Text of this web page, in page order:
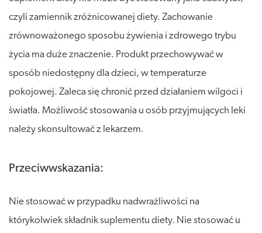
czyli zamiennik zróżnicowanej diety. Zachowanie
zrównoważonego sposobu żywienia i zdrowego trybu
życia ma duże znaczenie. Produkt przechowywać w
sposób niedostępny dla dzieci, w temperaturze
pokojowej. Zaleca się chronić przed działaniem wilgoci i
światła. Możliwość stosowania u osób przyjmujących leki
należy skonsultować z lekarzem.
Przeciwwskazania:
Nie stosować w przypadku nadwrażliwości na
którykolwiek składnik suplementu diety. Nie stosować u